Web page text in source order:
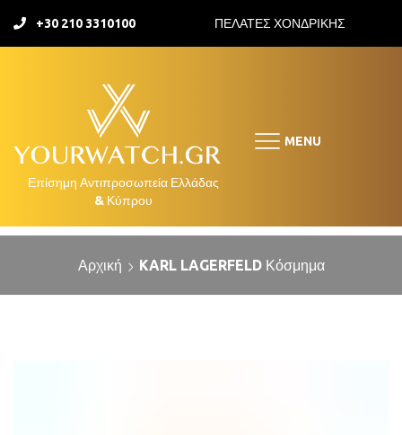
+30 210 3310100 ΠΕΛΑΤΕΣ ΧΟΝΔΡΙΚΗΣ
MENU
Αρχική KARL LAGERFELD Κόσμημα